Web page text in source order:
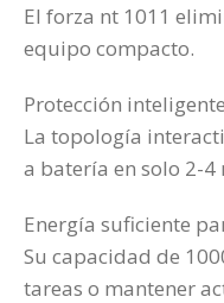
El forza nt 1011
equipo compacto.
Protección
La topología
a batería en solo 2-
Energía suficiente
Su capacidad de
tareas o mantener